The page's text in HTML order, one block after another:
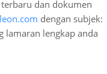
dan dokumen
dengan subjek:
lamaran lengkap anda